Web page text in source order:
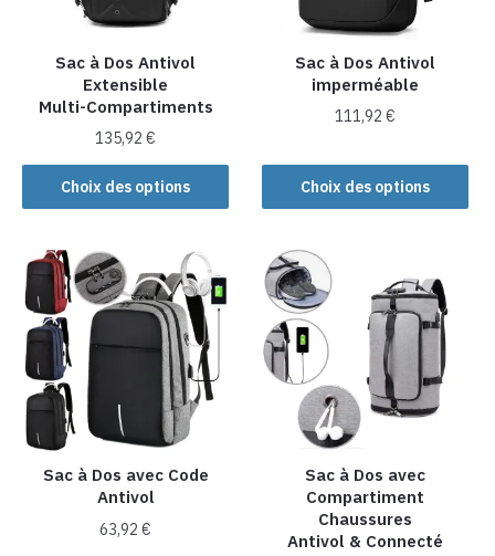
la
page
du
produit
Sac à Dos Antivol
Extensible
Multi-Compartiments
135,92€
Choix des options
Ce
produit
plusieurs
variations.
Les
options
peuvent
choisies
sur
la
page
du
Sac à Dos Antivol
imperméable
111,92€
Choix des options
produit
a
Les
options
peuvent
être
choisies
sur
page
du
produit
Sac à Dos avec Code
Antivol
63,92€
Sac à Dos avec
Compartiment
Chaussures
Antivol & Connecté